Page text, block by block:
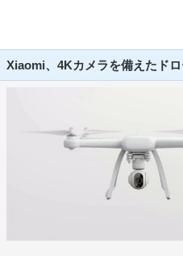
Xiaomi、4Kカメラを備えたド